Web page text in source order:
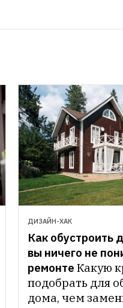
ДИЗАЙН-ХАК
Как обустроить
вы ничего не
ремонте Какую
подобрать для
дома, чем